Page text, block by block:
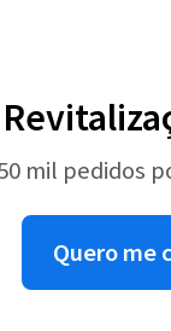
mil pedidos
Quero me